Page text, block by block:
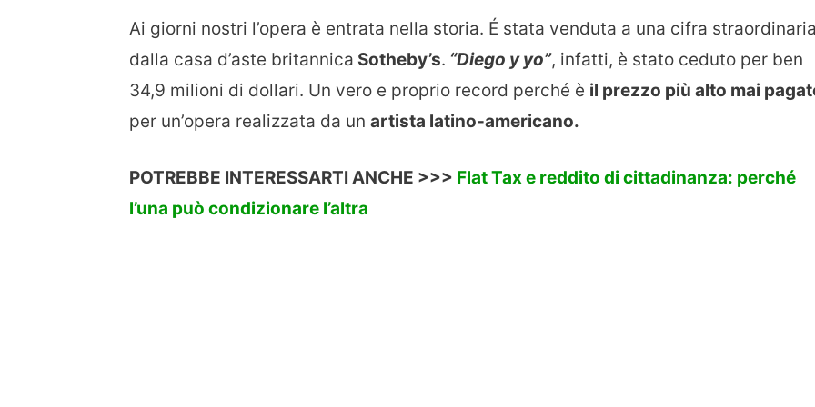
Ai giorni nostri l’opera è entrata nella storia. É stata venduta a una cifra
dalla casa d’aste britannica Sotheby’s. “Diego y yo”, infatti, è stato ceduto per ben
34,9 milioni di dollari. Un vero e proprio record perché è il prezzo più alto mai
per un’opera realizzata da un artista latino-americano.
POTREBBE INTERESSARTI ANCHE >>> Flat Tax e reddito di cittadinanza: perché
l’una può condizionare l’altra